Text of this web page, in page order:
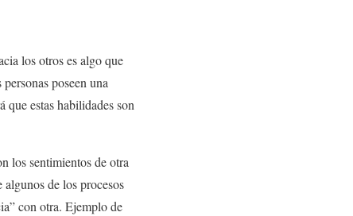
los otros es algo que
poseen una
que estas habilidades son
los sentimientos de otra
de los procesos
con otra. Ejemplo de